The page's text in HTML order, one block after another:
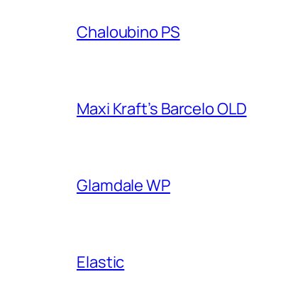
Chaloubino PS
Maxi Kraft’s Barcelo OLD
Glamdale WP
Elastic